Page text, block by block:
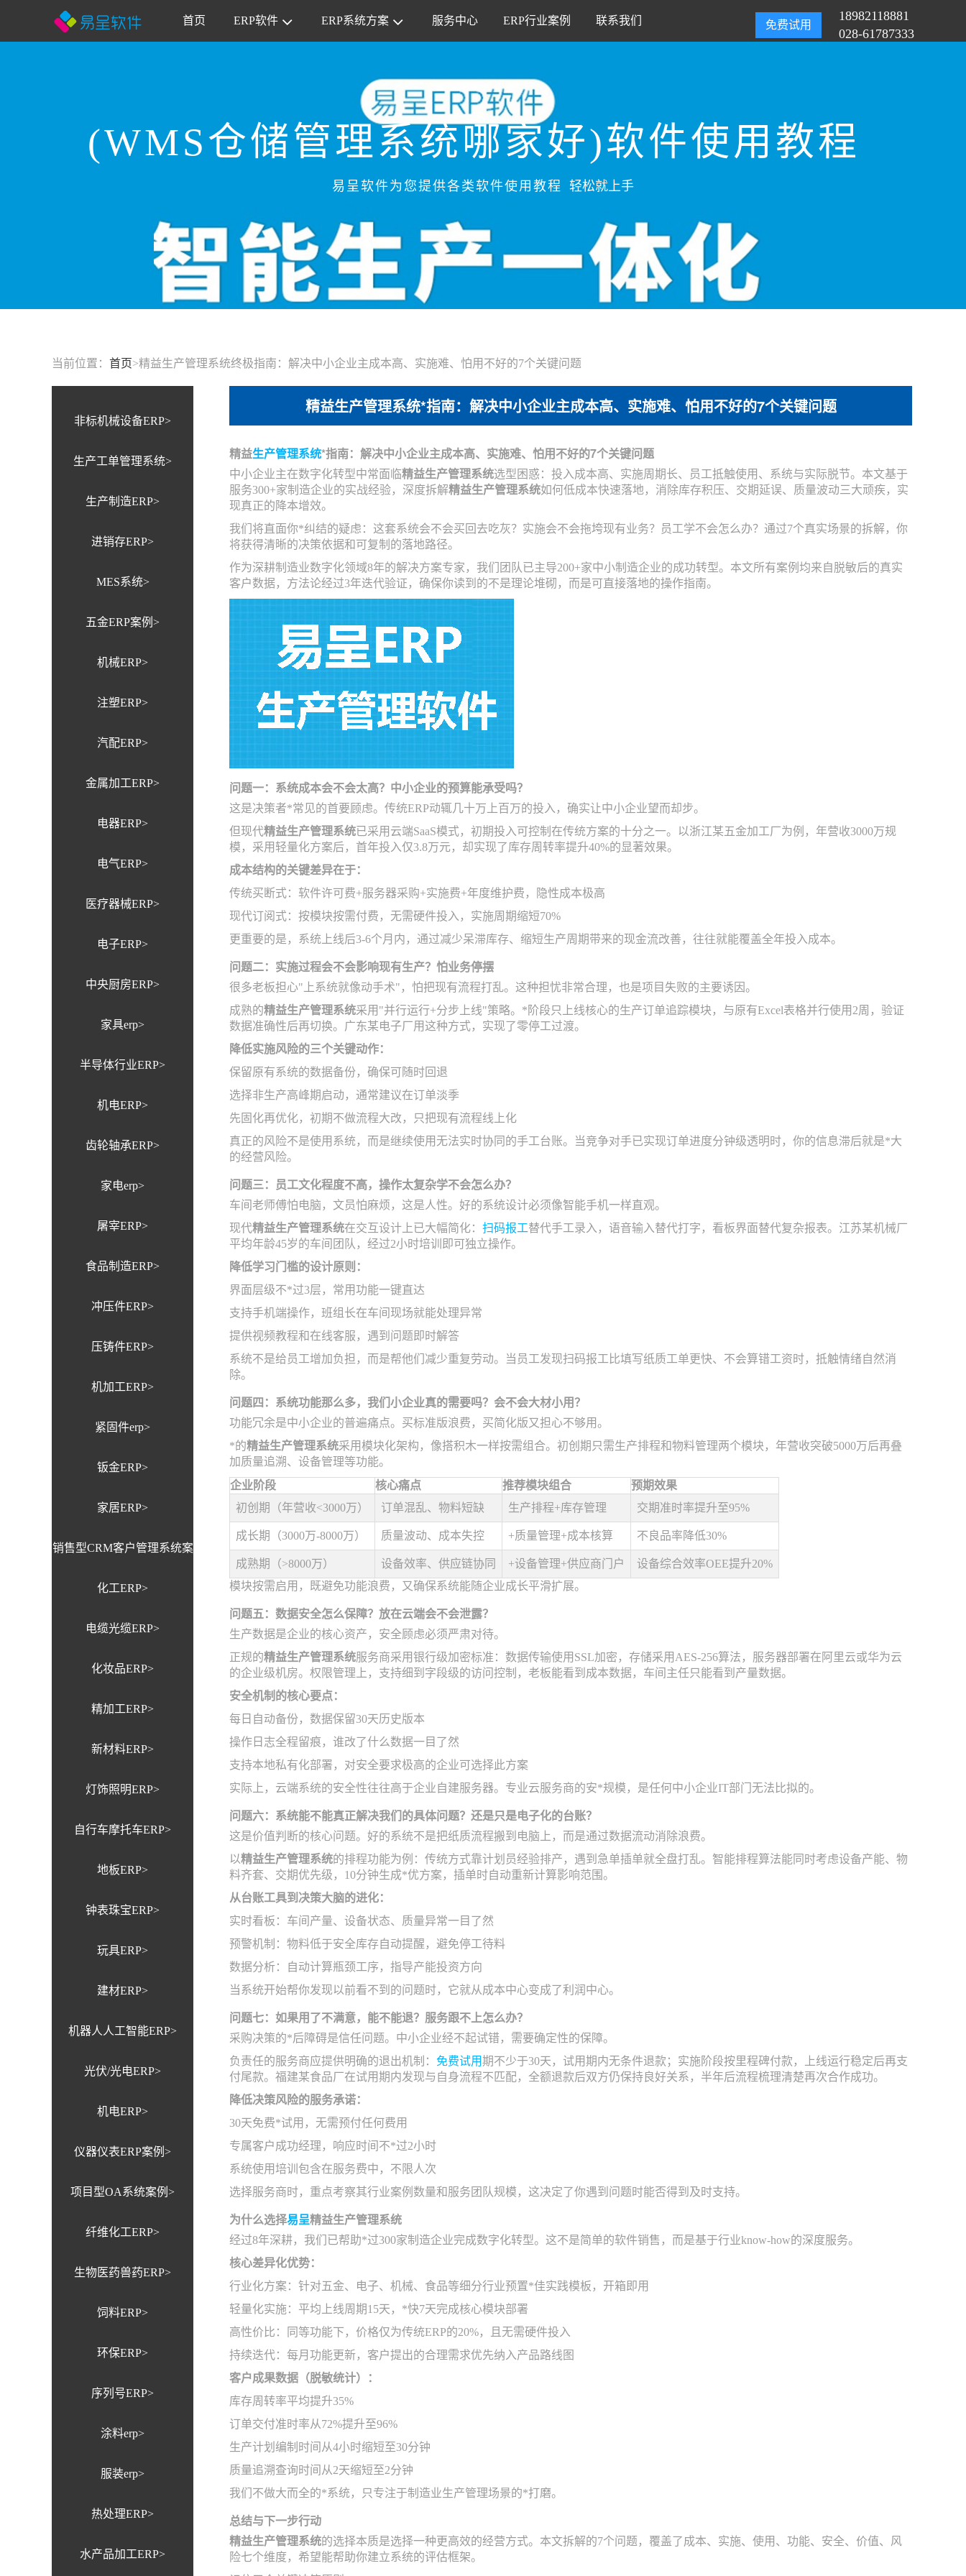
免费试用
18982118881
028-61787333
首页 ERP软件 ERP系统方案 服务中心 ERP行业案例 联系我们
(WMS仓储管理系统哪家好)软件使用教程
易呈软件为您提供各类软件使用教程 轻松就上手
当前位置： 首页>精益生产管理系统终极指南：解决中小企业主成本高、实施难、怕用不好的7个关键问题
非标机械设备ERP>
生产工单管理系统>
生产制造ERP>
进销存ERP>
MES系统>
五金ERP案例>
机械ERP>
注塑ERP>
汽配ERP>
金属加工ERP>
电器ERP>
电气ERP>
医疗器械ERP>
电子ERP>
中央厨房ERP>
家具erp>
半导体行业ERP>
机电ERP>
齿轮轴承ERP>
家电erp>
屠宰ERP>
食品制造ERP>
冲压件ERP>
压铸件ERP>
机加工ERP>
紧固件erp>
钣金ERP>
家居ERP>
销售型CRM客户管理系统案
例>
化工ERP>
电缆光缆ERP>
化妆品ERP>
精加工ERP>
新材料ERP>
灯饰照明ERP>
自行车摩托车ERP>
地板ERP>
钟表珠宝ERP>
玩具ERP>
建材ERP>
机器人人工智能ERP>
光伏/光电ERP>
机电ERP>
仪器仪表ERP案例>
项目型OA系统案例>
纤维化工ERP>
生物医药兽药ERP>
饲料ERP>
环保ERP>
序列号ERP>
涂料erp>
服装erp>
热处理ERP>
水产品加工ERP>
精益生产管理系统*指南：解决中小企业主成本高、实施难、怕用不好的7个关键问题
精益生产管理系统*指南：解决中小企业主成本高、实施难、怕用不好的7个关键问题
中小企业主在数字化转型中常面临精益生产管理系统选型困惑：投入成本高、实施周期长、员工抵触使用、系统与实际脱节。本文基于
服务300+家制造企业的实战经验，深度拆解精益生产管理系统如何低成本快速落地，消除库存积压、交期延误、质量波动三大顽疾，实
现真正的降本增效。
我们将直面你*纠结的疑虑：这套系统会不会买回去吃灰？实施会不会拖垮现有业务？员工学不会怎么办？通过7个真实场景的拆解，你
将获得清晰的决策依据和可复制的落地路径。
作为深耕制造业数字化领域8年的解决方案专家，我们团队已主导200+家中小制造企业的成功转型。本文所有案例均来自脱敏后的真实
客户数据，方法论经过3年迭代验证，确保你读到的不是理论堆砌，而是可直接落地的操作指南。
问题一：系统成本会不会太高？中小企业的预算能承受吗？
这是决策者*常见的首要顾虑。传统ERP动辄几十万上百万的投入，确实让中小企业望而却步。
但现代精益生产管理系统已采用云端SaaS模式，初期投入可控制在传统方案的十分之一。以浙江某五金加工厂为例，年营收3000万规
模，采用轻量化方案后，首年投入仅3.8万元，却实现了库存周转率提升40%的显著效果。
成本结构的关键差异在于：
传统买断式：软件许可费+服务器采购+实施费+年度维护费，隐性成本极高
现代订阅式：按模块按需付费，无需硬件投入，实施周期缩短70%
更重要的是，系统上线后3-6个月内，通过减少呆滞库存、缩短生产周期带来的现金流改善，往往就能覆盖全年投入成本。
问题二：实施过程会不会影响现有生产？怕业务停摆
很多老板担心"上系统就像动手术"，怕把现有流程打乱。这种担忧非常合理，也是项目失败的主要诱因。
成熟的精益生产管理系统采用"并行运行+分步上线"策略。*阶段只上线核心的生产订单追踪模块，与原有Excel表格并行使用2周，验证
数据准确性后再切换。广东某电子厂用这种方式，实现了零停工过渡。
降低实施风险的三个关键动作：
保留原有系统的数据备份，确保可随时回退
选择非生产高峰期启动，通常建议在订单淡季
先固化再优化，初期不做流程大改，只把现有流程线上化
真正的风险不是使用系统，而是继续使用无法实时协同的手工台账。当竞争对手已实现订单进度分钟级透明时，你的信息滞后就是*大
的经营风险。
问题三：员工文化程度不高，操作太复杂学不会怎么办？
车间老师傅怕电脑，文员怕麻烦，这是人性。好的系统设计必须像智能手机一样直观。
现代精益生产管理系统在交互设计上已大幅简化： 扫码报工替代手工录入，语音输入替代打字，看板界面替代复杂报表。江苏某机械厂
平均年龄45岁的车间团队，经过2小时培训即可独立操作。
降低学习门槛的设计原则：
界面层级不*过3层，常用功能一键直达
支持手机端操作，班组长在车间现场就能处理异常
提供视频教程和在线客服，遇到问题即时解答
系统不是给员工增加负担，而是帮他们减少重复劳动。当员工发现扫码报工比填写纸质工单更快、不会算错工资时，抵触情绪自然消
除。
问题四：系统功能那么多，我们小企业真的需要吗？会不会大材小用？
功能冗余是中小企业的普遍痛点。买标准版浪费，买简化版又担心不够用。
*的精益生产管理系统采用模块化架构，像搭积木一样按需组合。初创期只需生产排程和物料管理两个模块，年营收突破5000万后再叠
加质量追溯、设备管理等功能。
企业阶段
核心痛点 推荐模块组合
预期效果
初创期（年营收<3000万）
订单混乱、物料短缺 生产排程+库存管理 交期准时率提升至95%
成长期（3000万-8000万） 质量波动、成本失控 +质量管理+成本核算 不良品率降低30%
成熟期（>8000万） 设备效率、供应链协同 +设备管理+供应商门户
设备综合效率OEE提升20%
模块按需启用，既避免功能浪费，又确保系统能随企业成长平滑扩展。
问题五：数据安全怎么保障？放在云端会不会泄露？
生产数据是企业的核心资产，安全顾虑必须严肃对待。
正规的精益生产管理系统服务商采用银行级加密标准：数据传输使用SSL加密，存储采用AES-256算法，服务器部署在阿里云或华为云
的企业级机房。权限管理上，支持细到字段级的访问控制，老板能看到成本数据，车间主任只能看到产量数据。
安全机制的核心要点：
每日自动备份，数据保留30天历史版本
操作日志全程留痕，谁改了什么数据一目了然
支持本地私有化部署，对安全要求极高的企业可选择此方案
实际上，云端系统的安全性往往高于企业自建服务器。专业云服务商的安*规模，是任何中小企业IT部门无法比拟的。
问题六：系统能不能真正解决我们的具体问题？还是只是电子化的台账？
这是价值判断的核心问题。好的系统不是把纸质流程搬到电脑上，而是通过数据流动消除浪费。
以精益生产管理系统的排程功能为例：传统方式靠计划员经验排产，遇到急单插单就全盘打乱。智能排程算法能同时考虑设备产能、物
料齐套、交期优先级，10分钟生成*优方案，插单时自动重新计算影响范围。
从台账工具到决策大脑的进化：
实时看板：车间产量、设备状态、质量异常一目了然
预警机制：物料低于安全库存自动提醒，避免停工待料
数据分析：自动计算瓶颈工序，指导产能投资方向
当系统开始帮你发现以前看不到的问题时，它就从成本中心变成了利润中心。
问题七：如果用了不满意，能不能退？服务跟不上怎么办？
采购决策的*后障碍是信任问题。中小企业经不起试错，需要确定性的保障。
负责任的服务商应提供明确的退出机制： 免费试用期不少于30天，试用期内无条件退款；实施阶段按里程碑付款，上线运行稳定后再支
付尾款。福建某食品厂在试用期内发现与自身流程不匹配，全额退款后双方仍保持良好关系，半年后流程梳理清楚再次合作成功。
降低决策风险的服务承诺：
30天免费*试用，无需预付任何费用
专属客户成功经理，响应时间不*过2小时
系统使用培训包含在服务费中，不限人次
选择服务商时，重点考察其行业案例数量和服务团队规模，这决定了你遇到问题时能否得到及时支持。
为什么选择易呈精益生产管理系统
经过8年深耕，我们已帮助*过300家制造企业完成数字化转型。这不是简单的软件销售，而是基于行业know-how的深度服务。
核心差异化优势：
行业化方案：针对五金、电子、机械、食品等细分行业预置*佳实践模板，开箱即用
轻量化实施：平均上线周期15天，*快7天完成核心模块部署
高性价比：同等功能下，价格仅为传统ERP的20%，且无需硬件投入
持续迭代：每月功能更新，客户提出的合理需求优先纳入产品路线图
客户成果数据（脱敏统计）：
库存周转率平均提升35%
订单交付准时率从72%提升至96%
生产计划编制时间从4小时缩短至30分钟
质量追溯查询时间从2天缩短至2分钟
我们不做大而全的*系统，只专注于制造业生产管理场景的*打磨。
总结与下一步行动
精益生产管理系统的选择本质是选择一种更高效的经营方式。本文拆解的7个问题，覆盖了成本、实施、使用、功能、安全、价值、风
险七个维度，希望能帮助你建立系统的评估框架。